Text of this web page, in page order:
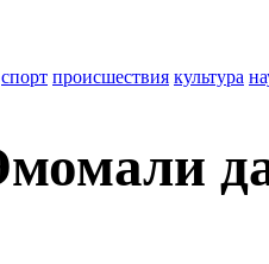
спорт происшествия культура